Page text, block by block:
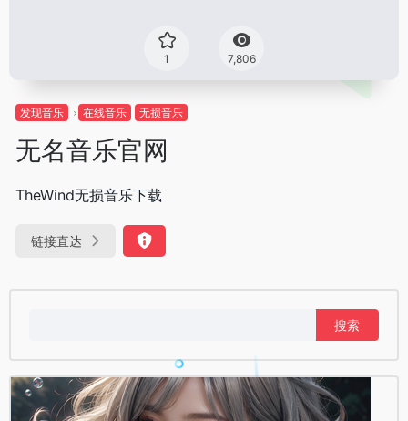
1 7,806
发现音乐 在线音乐 无损音乐
无名音乐官网
TheWind无损音乐下载
链接直达